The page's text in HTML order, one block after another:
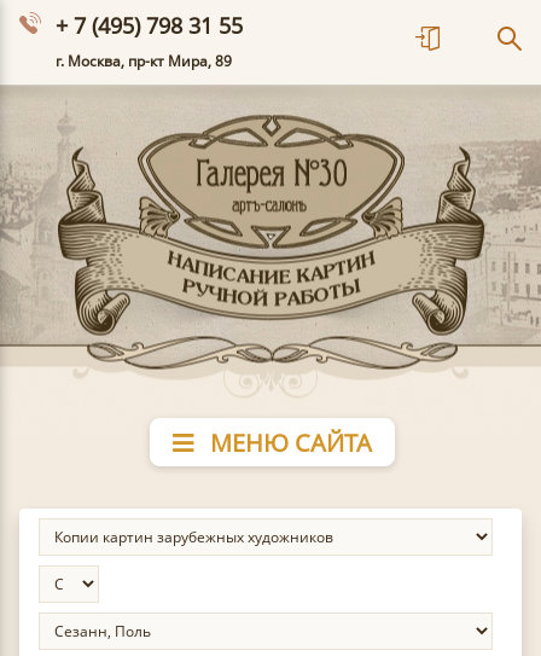
+ 7 (495) 798 31 55
г. Москва, пр-кт Мира, 89
МЕНЮ САЙТА